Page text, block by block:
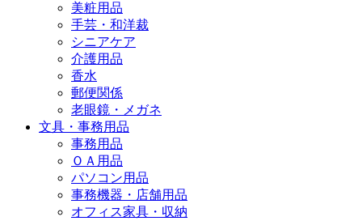
美粧用品
手芸・和洋裁
シニアケア
介護用品
香水
郵便関係
老眼鏡・メガネ
文具・事務用品
事務用品
ＯＡ用品
パソコン用品
事務機器・店舗用品
オフィス家具・収納